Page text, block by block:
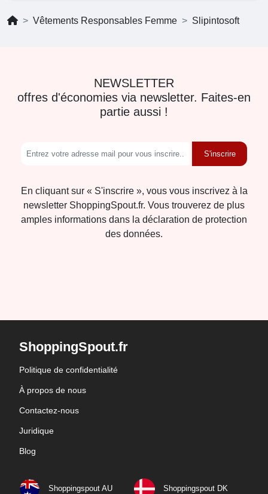
Vêtements Responsables Femme Slipintosoft
NEWSLETTER
offres d'économies via newsletter. Faites-en
partie aussi !
S'inscrire
En cliquant sur « S'inscrire », vous vous inscrivez à la
newsletter ShoppingSpout.fr. Vous trouverez de plus
amples informations dans la déclaration de protection
des données.
ShoppingSpout.fr
Politique de confidentialité
À propos de nous
Contactez-nous
Juridique
Blog
Shoppingspout AU Shoppingspout DK